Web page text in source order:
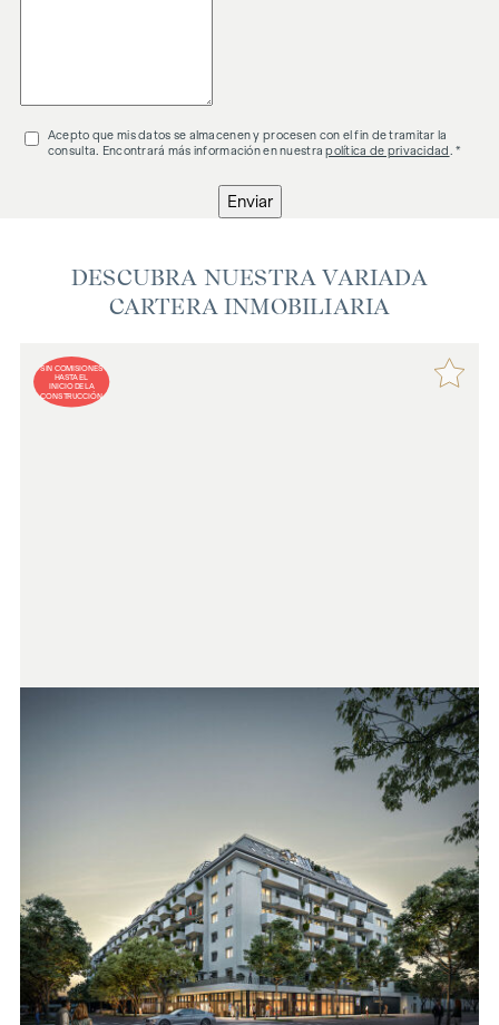
Acepto que mis datos se almacenen y procesen con el fin de tramitar la
consulta. Encontrará más información en nuestrapolítica de privacidad . *
Enviar
DESCUBRA NUESTRA VARIADA
CARTERA INMOBILIARIA
SIN COMISIONES
HASTA EL
INICIO DE LA
CONSTRUCCIÓN